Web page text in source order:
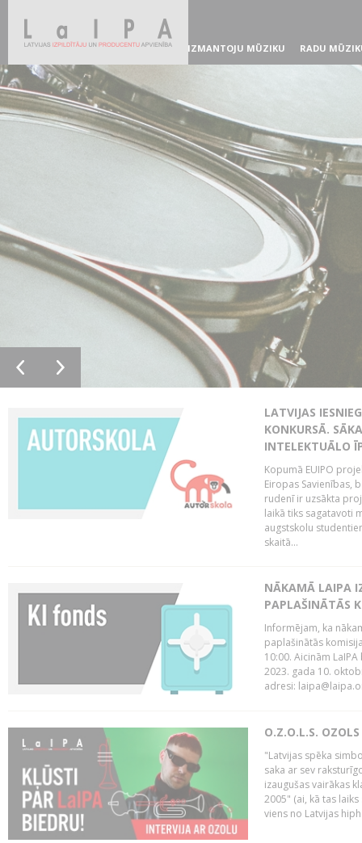
IZMANTOJU MŪZIKU RADU
LATVIJAS
KONKURSĀ.
INTELEKTUĀLO
Kopumā EUIPO
Eiropas Savienības,
rudenī ir uzsākta
laikā tiks sagatavoti
augstskolu
skaitā...
NĀKAMĀ LAIPA
PAPLAŠINĀTĀS
Informējam, ka
paplašinātās
10:00. Aicinām
2023. gada 10.
adresi:
O.Z.O.L.S.
"Latvijas spēka
saka ar sev
izaugušas vairākas
2005" (ai, kā tas
viens no Latvijas